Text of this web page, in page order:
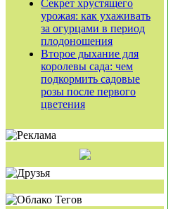
Секрет хрустящего
урожая: как ухаживать
за огурцами в период
плодоношения
Второе дыхание для
королевы сада: чем
подкормить садовые
розы после первого
цветения